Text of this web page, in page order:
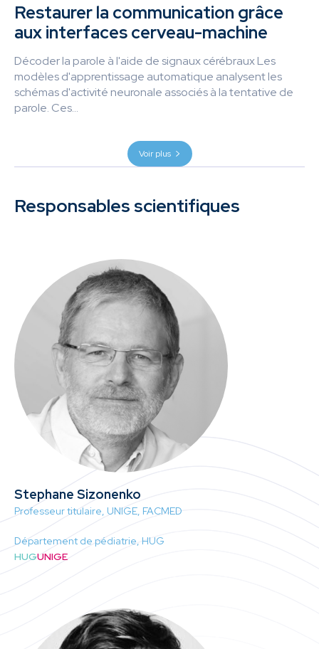
Restaurer la communication grâce
aux interfaces cerveau-machine
Décoder la parole à l'aide de signaux cérébraux Les
modèles d'apprentissage automatique analysent les
schémas d'activité neuronale associés à la tentative de
parole. Ces...
Voir plus
Responsables scientifiques
Stephane Sizonenko
Professeur titulaire, UNIGE, FACMED
Département de pédiatrie, HUG
HUGUNIGE